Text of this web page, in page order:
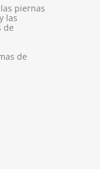
piernas
las
de
de